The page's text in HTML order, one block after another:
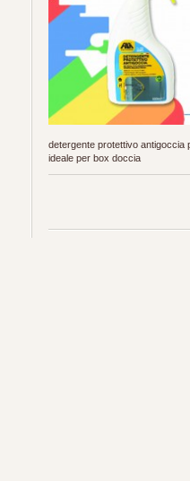
detergente protettivo antigoccia
ideale per box doccia